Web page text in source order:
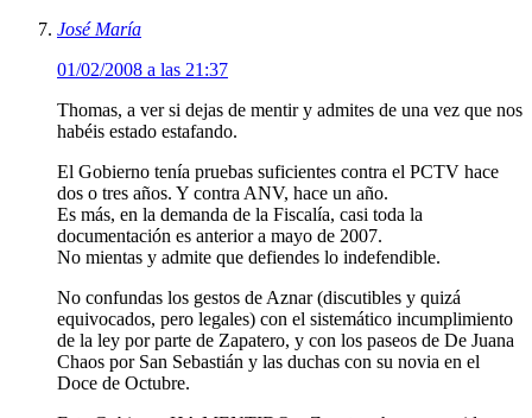
José María
01/02/2008 a las 21:37
Thomas, a ver si dejas de mentir y admites de una vez que nos
habéis estado estafando.
El Gobierno tenía pruebas suficientes contra el PCTV hace
dos o tres años. Y contra ANV, hace un año.
Es más, en la demanda de la Fiscalía, casi toda la
documentación es anterior a mayo de 2007.
No mientas y admite que defiendes lo indefendible.
No confundas los gestos de Aznar (discutibles y quizá
equivocados, pero legales) con el sistemático incumplimiento
de la ley por parte de Zapatero, y con los paseos de De Juana
Chaos por San Sebastián y las duchas con su novia en el
Doce de Octubre.